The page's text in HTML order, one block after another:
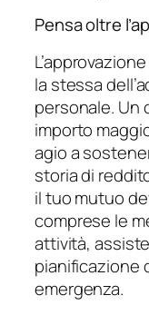
Pensa oltre
la stessa
personale. Un
importo
agio a
storia di
il tuo mutuo
comprese le
attività,
pianificazione
emergenza.